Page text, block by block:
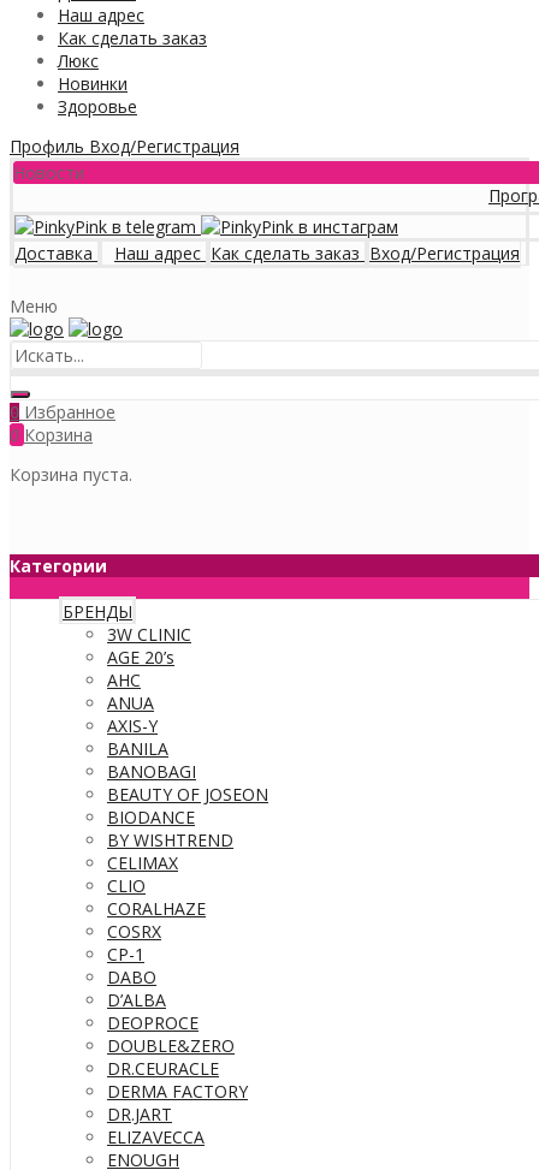
Наш адрес
Как сделать заказ
Люкс
Новинки
Здоровье
Профиль Вход/Регистрация
Новости
Программа
Доставка Наш адрес Как сделать заказ Вход/Регистрация
Меню
0 Избранное
0 Корзина
Корзина пуста.
Категории
БРЕНДЫ
3W CLINIC
AGE 20’s
AHC
ANUA
AXIS-Y
BANILA
BANOBAGI
BEAUTY OF JOSEON
BIODANCE
BY WISHTREND
CELIMAX
CLIO
CORALHAZE
COSRX
CP-1
DABO
D’ALBA
DEOPROCE
DOUBLE&ZERO
DR.CEURACLE
DERMA FACTORY
DR.JART
ELIZAVECCA
ENOUGH